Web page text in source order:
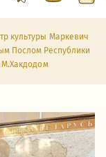
культуры Маркевич
Послом Республики
М.Хакдодом